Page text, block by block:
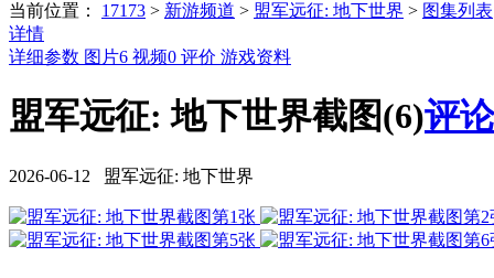
当前位置： 17173 > 新游频道 > 盟军远征: 地下世界 > 图集列表
详情
详细参数 图片6 视频0 评价 游戏资料
盟军远征: 地下世界截图(6)评
2026-06-12 盟军远征: 地下世界